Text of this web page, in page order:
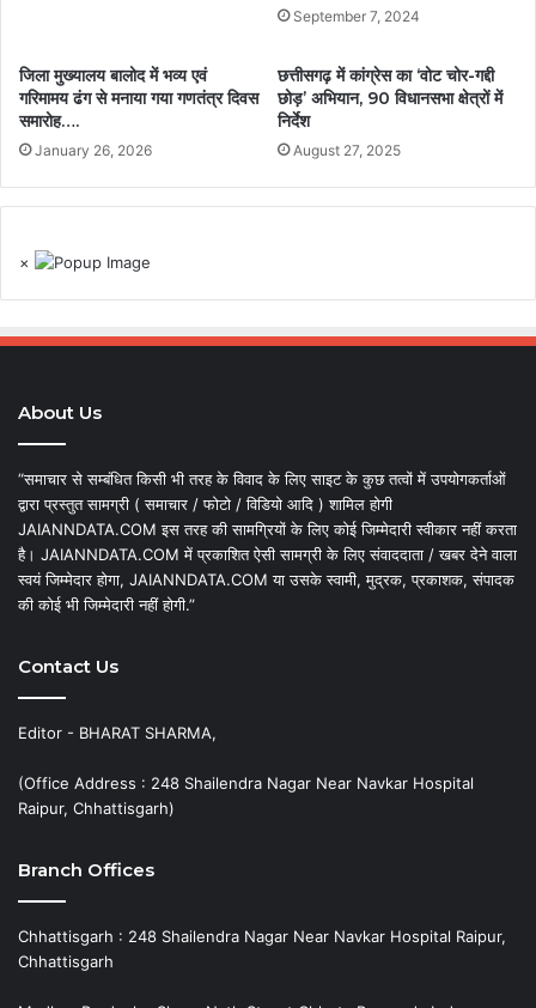
September 7, 2024
जिला मुख्यालय बालोद में भव्य एवं
गरिमामय ढंग से मनाया गया गणतंत्र दिवस
समारोह….
January 26, 2026
छत्तीसगढ़ में कांग्रेस का ‘वोट चोर-गद्दी
छोड़’ अभियान, 90 विधानसभा क्षेत्रों में
निर्देश
August 27, 2025
×
About Us
“समाचार से सम्बंधित किसी भी तरह के विवाद के लिए साइट के कुछ तत्वों में उपयोगकर्ताओं
द्वारा प्रस्तुत सामग्री ( समाचार / फोटो / विडियो आदि ) शामिल होगी
JAIANNDATA.COM इस तरह की सामग्रियों के लिए कोई जिम्मेदारी स्वीकार नहीं करता
है। JAIANNDATA.COM में प्रकाशित ऐसी सामग्री के लिए संवाददाता / खबर देने वाला
स्वयं जिम्मेदार होगा, JAIANNDATA.COM या उसके स्वामी, मुद्रक, प्रकाशक, संपादक
की कोई भी जिम्मेदारी नहीं होगी.”
Contact Us
Editor - BHARAT SHARMA,
(Office Address : 248 Shailendra Nagar Near Navkar Hospital
Raipur, Chhattisgarh)
Branch Offices
Chhattisgarh : 248 Shailendra Nagar Near Navkar Hospital Raipur,
Chhattisgarh